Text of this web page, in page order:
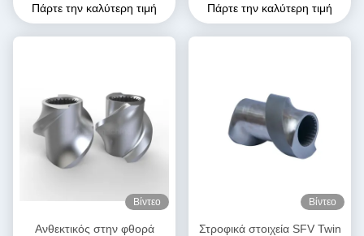
σφαιρίδας για διπλή βίδα
εξωτερικά μηχανήματα
Πάρτε την καλύτερη τιμή
βίδας για εργοστάσιο
τροφίμων
Πάρτε την καλύτερη τιμή
Βίντεο
Ανθεκτικός στην φθορά
Βίντεο
Στροφικά στοιχεία SFV Twin